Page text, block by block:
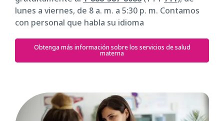
lunes a viernes, de 8 a. m. a 5:30 p. m. Contamos
con personal que habla su idioma
Obtenga más información sobre los servicios de salud
materna